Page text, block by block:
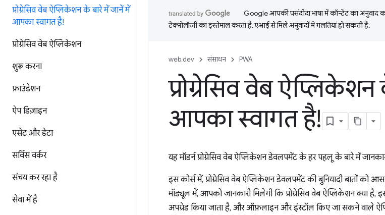
प्रोग्रेसिव वेब ऐप्लिकेशन के बारे में जानें में
आपका स्वागत है!
प्रोग्रेसिव वेब ऐप्लिकेशन
शुरू करना
फ़ाउंडेशन
ऐप डिज़ाइन
एसेट और डेटा
सर्विस वर्कर
संचय कर रहा है
सेवा में है
Google आपकी पसंदीदा भाषा में कॉन्टेंट का
टेक्नोलॉजी का इस्तेमाल करता है. एआई से मिले अनुवादों में गलतियां हो सकती हैं.
web.dev संसाधन PWA
प्रोग्रेसिव वेब
आपका स्वागत है!
यह मॉडर्न प्रोग्रेसिव वेब ऐप्लिकेशन डेवलपमेंट के हर पहलू के बारे में
इस कोर्स में, प्रोग्रेसिव वेब ऐप्लिकेशन डेवलपमेंट की बुनियादी बातों को
मॉड्यूल में, आपको जानकारी मिलेगी कि प्रोग्रेसिव वेब ऐप्लिकेशन क्या
अपग्रेड किया जाता है, और ऑफ़लाइन और इंस्टॉल किए जा सकने वाले